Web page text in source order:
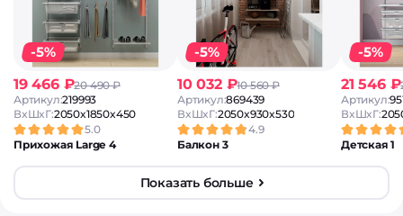
-5%
19 466 ₽20 490 ₽
Артикул:219993
ВxШxГ:2050x1850x450
5.0
Прихожая Large 4
-5%
10 032 ₽10 560 ₽
Артикул:869439
ВxШxГ:2050x930x530
4.9
Балкон 3
-5%
21 546 ₽
Артикул:
ВxШxГ:
Детская 1
Показать больше